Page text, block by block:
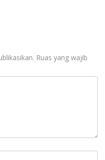
Ruas yang wajib